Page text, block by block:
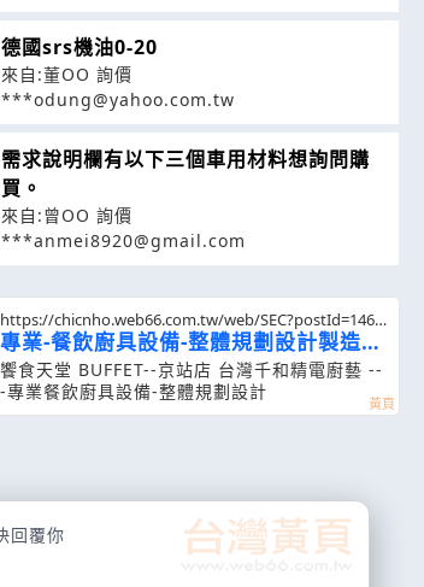
德國srs機油0-20
來自:董OO 詢價
***odung@yahoo.com.tw
需求說明欄有以下三個車用材料想詢問購
買。
來自:曾OO 詢價
***anmei8920@gmail.com
https://chicnho.web66.com.tw/web/SEC?postId=1462
69
專業-餐飲廚具設備-整體規劃設計製造安
裝
饗食天堂 BUFFET--京站店 台灣千和精電廚藝 --
-專業餐飲廚具設備-整體規劃設計
回覆你